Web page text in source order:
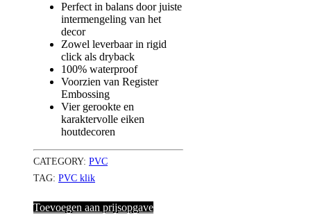
Perfect in balans door juiste
intermengeling van het
decor
Zowel leverbaar in rigid
click als dryback
100% waterproof
Voorzien van Register
Embossing
Vier gerookte en
karaktervolle eiken
houtdecoren
CATEGORY: PVC
TAG: PVC klik
Toevoegen aan prijsopgave